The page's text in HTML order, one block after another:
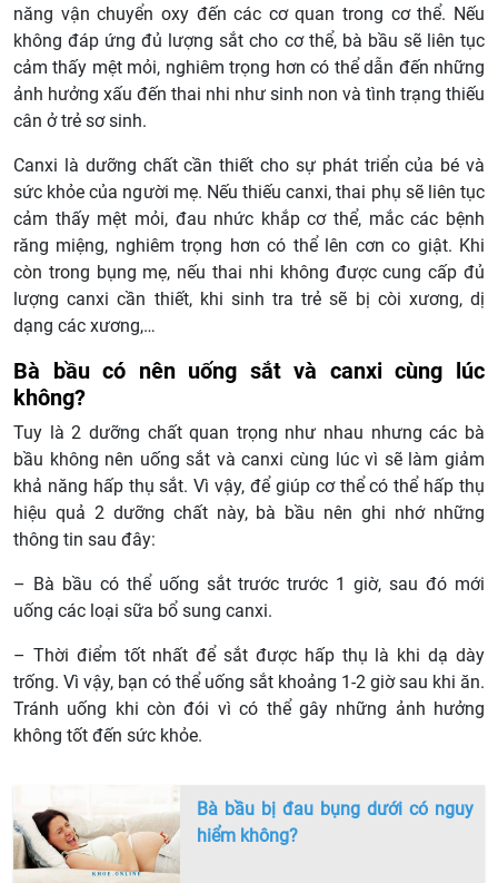
năng vận chuyển oxy đến các cơ quan trong cơ thể. Nếu
không đáp ứng đủ lượng sắt cho cơ thể, bà bầu sẽ liên tục
cảm thấy mệt mỏi, nghiêm trọng hơn có thể dẫn đến những
ảnh hưởng xấu đến thai nhi như sinh non và tình trạng thiếu
cân ở trẻ sơ sinh.
Canxi là dưỡng chất cần thiết cho sự phát triển của bé và
sức khỏe của người mẹ. Nếu thiếu canxi, thai phụ sẽ liên tục
cảm thấy mệt mỏi, đau nhức khắp cơ thể, mắc các bệnh
răng miệng, nghiêm trọng hơn có thể lên cơn co giật. Khi
còn trong bụng mẹ, nếu thai nhi không được cung cấp đủ
lượng canxi cần thiết, khi sinh tra trẻ sẽ bị còi xương, dị
dạng các xương,…
Bà bầu có nên uống sắt và canxi cùng lúc
không?
Tuy là 2 dưỡng chất quan trọng như nhau nhưng các bà
bầu không nên uống sắt và canxi cùng lúc vì sẽ làm giảm
khả năng hấp thụ sắt. Vì vậy, để giúp cơ thể có thể hấp thụ
hiệu quả 2 dưỡng chất này, bà bầu nên ghi nhớ những
thông tin sau đây:
– Bà bầu có thể uống sắt trước trước 1 giờ, sau đó mới
uống các loại sữa bổ sung canxi.
– Thời điểm tốt nhất để sắt được hấp thụ là khi dạ dày
trống. Vì vậy, bạn có thể uống sắt khoảng 1-2 giờ sau khi ăn.
Tránh uống khi còn đói vì có thể gây những ảnh hưởng
không tốt đến sức khỏe.
Bà bầu bị đau bụng dưới có nguy
hiểm không?